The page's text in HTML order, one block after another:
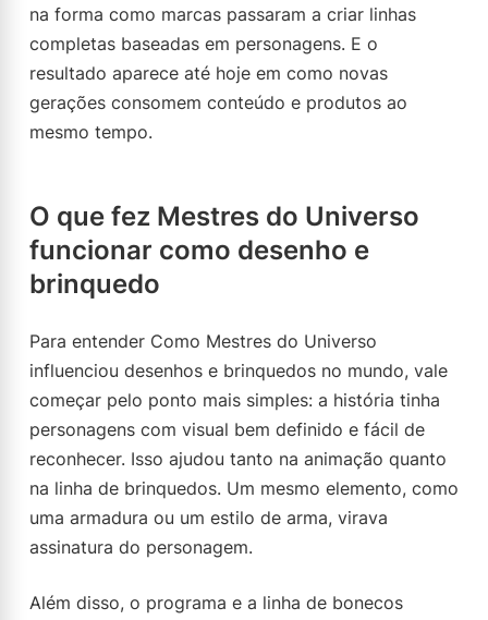
na forma como marcas passaram a criar linhas
completas baseadas em personagens. E o
resultado aparece até hoje em como novas
gerações consomem conteúdo e produtos ao
mesmo tempo.
O que fez Mestres do Universo
funcionar como desenho e
brinquedo
Para entender Como Mestres do Universo
influenciou desenhos e brinquedos no mundo, vale
começar pelo ponto mais simples: a história tinha
personagens com visual bem definido e fácil de
reconhecer. Isso ajudou tanto na animação quanto
na linha de brinquedos. Um mesmo elemento, como
uma armadura ou um estilo de arma, virava
assinatura do personagem.
Além disso, o programa e a linha de bonecos